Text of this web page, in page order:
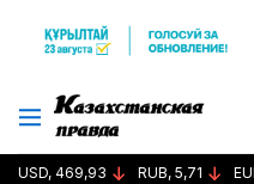
USD, 469,93 RUB, 5,71